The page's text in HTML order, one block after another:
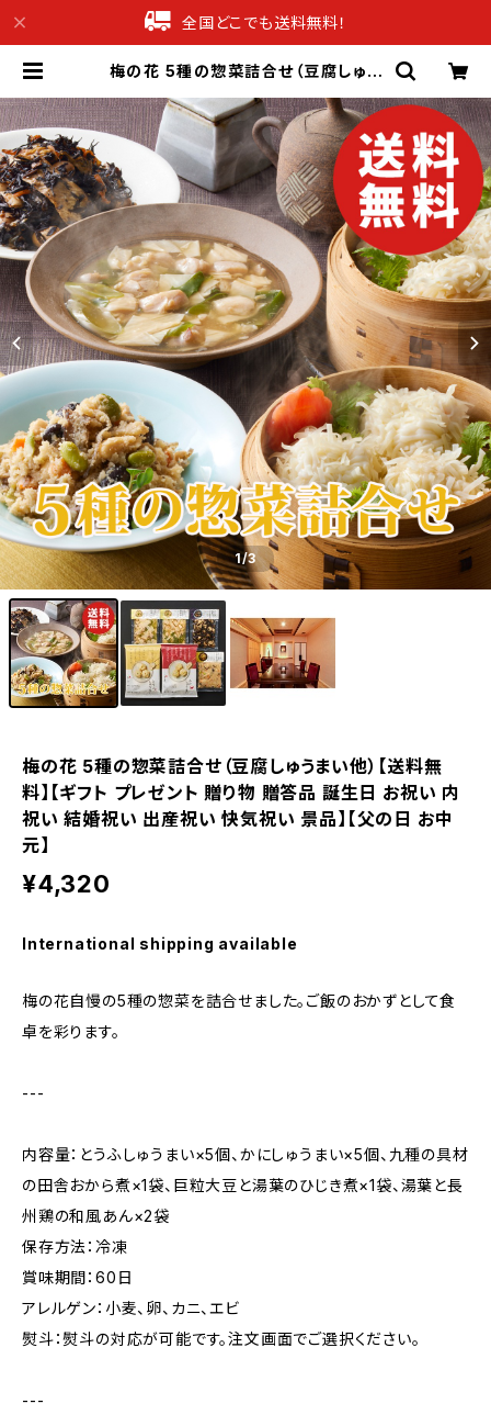
全国どこでも送料無料！
梅の花 5種の惣菜詰合せ（豆腐しゅう
ト 贈り物 贈答品 誕生日 お祝い 内祝
い 結婚祝い 出産祝い 快気祝い 景
品】【父の日 お中元】 | 産直グルメギ
フト専門店ギフチョク
1/3
梅の花 5種の惣菜詰合せ（豆腐しゅうまい他）【送料無
料】【ギフト プレゼント 贈り物 贈答品 誕生日 お祝い 内
祝い 結婚祝い 出産祝い 快気祝い 景品】【父の日 お中
元】
¥4,320
International shipping available
梅の花自慢の5種の惣菜を詰合せました。ご飯のおかずとして食
卓を彩ります。
---
内容量：とうふしゅうまい×5個、かにしゅうまい×5個、九種の具材
の田舎おから煮×1袋、巨粒大豆と湯葉のひじき煮×1袋、湯葉と長
州鶏の和風あん×2袋
保存方法：冷凍
賞味期間：60日
アレルゲン：小麦、卵、カニ、エビ
熨斗：熨斗の対応が可能です。注文画面でご選択ください。
---